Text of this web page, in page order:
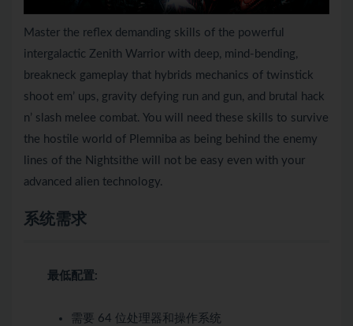
Master the reflex demanding skills of the powerful
intergalactic Zenith Warrior with deep, mind-bending,
breakneck gameplay that hybrids mechanics of twinstick
shoot em’ ups, gravity defying run and gun, and brutal hack
n’ slash melee combat. You will need these skills to survive
the hostile world of Plemniba as being behind the enemy
lines of the Nightsithe will not be easy even with your
advanced alien technology.
系统需求
最低配置:
需要 64 位处理器和操作系统